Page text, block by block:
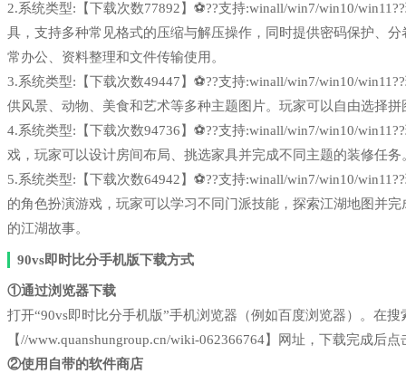
2.系统类型:【下载次数77892】⚽??支持:winall/win7/win10/
具，支持多种常见格式的压缩与解压操作，同时提供密码保护、
常办公、资料整理和文件传输使用。
3.系统类型:【下载次数49447】⚽??支持:winall/win7/win10/
供风景、动物、美食和艺术等多种主题图片。玩家可以自由选择
4.系统类型:【下载次数94736】⚽??支持:winall/win7/win10/
戏，玩家可以设计房间布局、挑选家具并完成不同主题的装修任
5.系统类型:【下载次数64942】⚽??支持:winall/win7/win10/
的角色扮演游戏，玩家可以学习不同门派技能，探索江湖地图并
的江湖故事。
90vs即时比分手机版下载方式
①通过浏览器下载
打开“90vs即时比分手机版”手机浏览器（例如百度浏览器）。在
【//www.quanshungroup.cn/wiki-062366764】网址，下载完成后点
②使用自带的软件商店